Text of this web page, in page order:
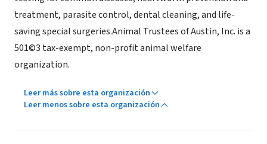
treatment, parasite control, dental cleaning, and life-
saving special surgeries.Animal Trustees of Austin, Inc. is a
501©3 tax-exempt, non-profit animal welfare
organization.
Leer más sobre esta organización
Leer menos sobre esta organización